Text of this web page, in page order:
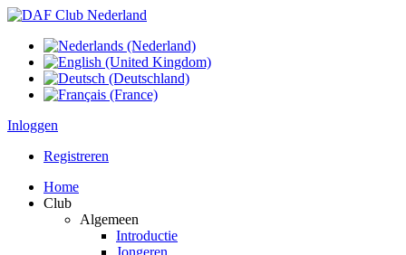
Inloggen
Registreren
Home
Club
Algemeen
Introductie
Jongeren